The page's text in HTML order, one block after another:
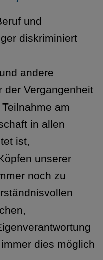
und
diskriminiert
andere
der Vergangenheit
am
in allen
ist,
unserer
noch zu
dies möglich